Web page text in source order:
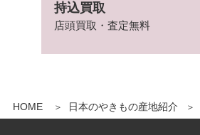
HOME 日本のやきもの産地紹介
持込買取
店頭買取・査定無料